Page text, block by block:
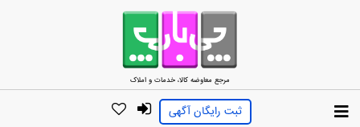
مرجع معاوضه کالا، خدمات و املاک
ثبت رایگان آگهی